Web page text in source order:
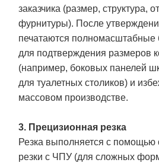
заказчика (размер, структура,
фурнитуры). После
печатаются
для подтверждения размеров
(например, боковых панелей
для туалетных столиков) и
массовом производстве.
3. Прецизионная резка
Резка выполняется с помощью
резки с ЧПУ (для сложных